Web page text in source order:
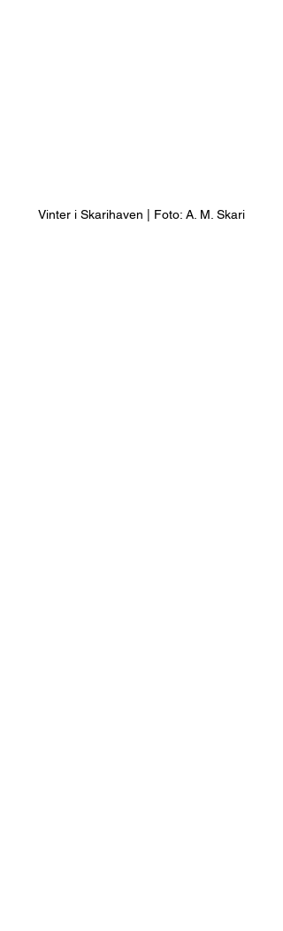
Vinter i Skarihaven | Foto: A. M. Skari